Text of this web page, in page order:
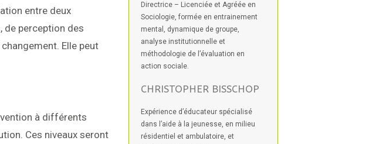
entre deux
de perception des
Elle peut
à différents
Ces niveaux seront
Directrice – Licenciée et Agréée en
Sociologie, formée en entrainement
mental, dynamique de groupe,
analyse institutionnelle et
méthodologie de l’évaluation en
action sociale.
CHRISTOPHER BISSCHOP
Expérience d’éducateur spécialisé
dans l’aide à la jeunesse, en milieu
résidentiel et ambulatoire, et